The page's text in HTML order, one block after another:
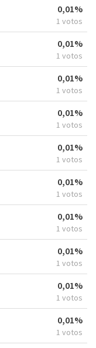
0,01%
1 votos
0,01%
1 votos
0,01%
1 votos
0,01%
1 votos
0,01%
1 votos
0,01%
1 votos
0,01%
1 votos
0,01%
1 votos
0,01%
1 votos
0,01%
1 votos